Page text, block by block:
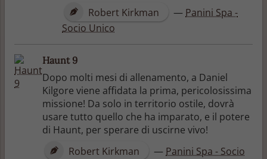
Robert Kirkman
— Panini Spa -
Socio Unico
Haunt 9
Dopo molti mesi di allenamento, a Daniel
Kilgore viene affidata la prima, pericolosissima
missione! Da solo in territorio ostile, dovrà
usare tutto quello che ha imparato, e il potere
di Haunt, per sperare di uscirne vivo!
Robert Kirkman
— Panini Spa - Socio